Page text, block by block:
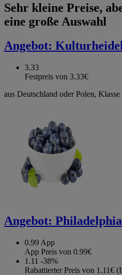
Sehr kleine Preise,
eine große Auswahl
Angebot:
3.33
Festpreis von 3.33€
aus Deutschland oder Polen,
Angebot: Philadelphia
0.99 App
App Preis von 0.99€
1.11 -38%
Rabattierter Preis von 1.11€